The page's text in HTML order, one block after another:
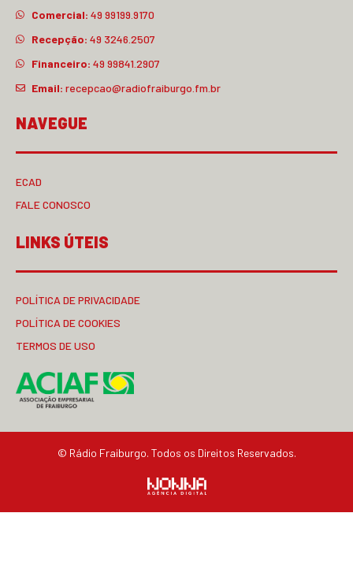
Comercial: 49 99199.9170
Recepção: 49 3246.2507
Financeiro: 49 99841.2907
Email: recepcao@radiofraiburgo.fm.br
NAVEGUE
ECAD
FALE CONOSCO
LINKS ÚTEIS
POLÍTICA DE PRIVACIDADE
POLÍTICA DE COOKIES
TERMOS DE USO
© Rádio Fraiburgo. Todos os Direitos Reservados.